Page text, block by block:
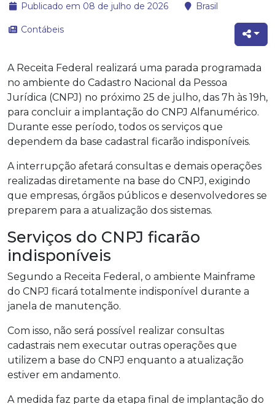
Publicado em 08 de julho de 2026 Brasil
Contábeis
A Receita Federal realizará uma parada programada
no ambiente do Cadastro Nacional da Pessoa
Jurídica (CNPJ) no próximo 25 de julho, das 7h às 19h,
para concluir a implantação do CNPJ Alfanumérico.
Durante esse período, todos os serviços que
dependem da base cadastral ficarão indisponíveis.
A interrupção afetará consultas e demais operações
realizadas diretamente na base do CNPJ, exigindo
que empresas, órgãos públicos e desenvolvedores se
preparem para a atualização dos sistemas.
Serviços do CNPJ ficarão
indisponíveis
Segundo a Receita Federal, o ambiente Mainframe
do CNPJ ficará totalmente indisponível durante a
janela de manutenção.
Com isso, não será possível realizar consultas
cadastrais nem executar outras operações que
utilizem a base do CNPJ enquanto a atualização
estiver em andamento.
A medida faz parte da etapa final de implantação do